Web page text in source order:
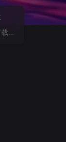
...